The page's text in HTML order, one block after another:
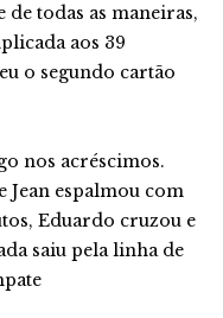
de todas as maneiras,
aos 39
o segundo cartão
nos acréscimos.
Jean espalmou com
Eduardo cruzou e
saiu pela linha de